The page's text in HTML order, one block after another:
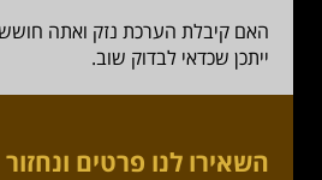
האם קיבלת הערכת נזק ואתה
ייתכן שכדאי לבדוק שוב.
השאירו לנו פרטים